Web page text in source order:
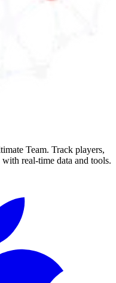
Team. Track players,
real-time data and tools.